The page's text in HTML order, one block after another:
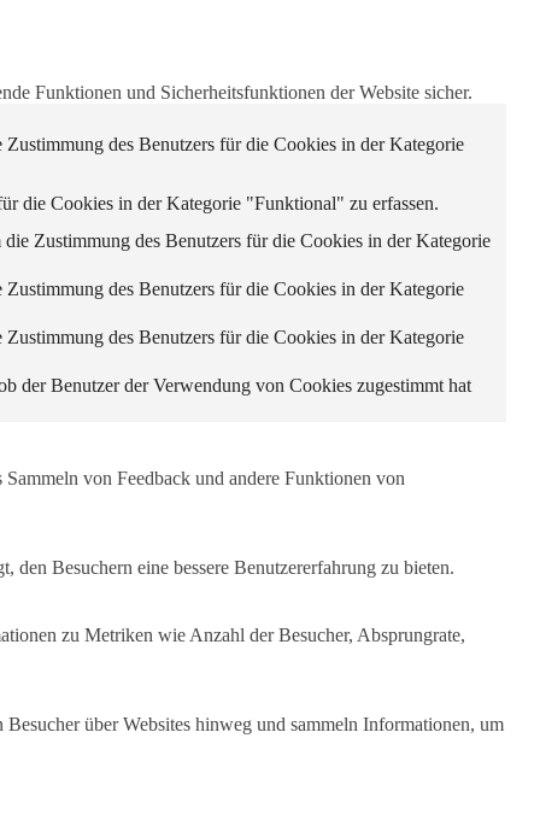
Funktionen und Sicherheitsfunktionen der Website sicher.
des Benutzers für die Cookies in der Kategorie
die Cookies in der Kategorie "Funktional" zu erfassen.
Zustimmung des Benutzers für die Cookies in der Kategorie
des Benutzers für die Cookies in der Kategorie
des Benutzers für die Cookies in der Kategorie
der Benutzer der Verwendung von Cookies zugestimmt hat
von Feedback und andere Funktionen von
Besuchern eine bessere Benutzererfahrung zu bieten.
zu Metriken wie Anzahl der Besucher, Absprungrate,
über Websites hinweg und sammeln Informationen, um